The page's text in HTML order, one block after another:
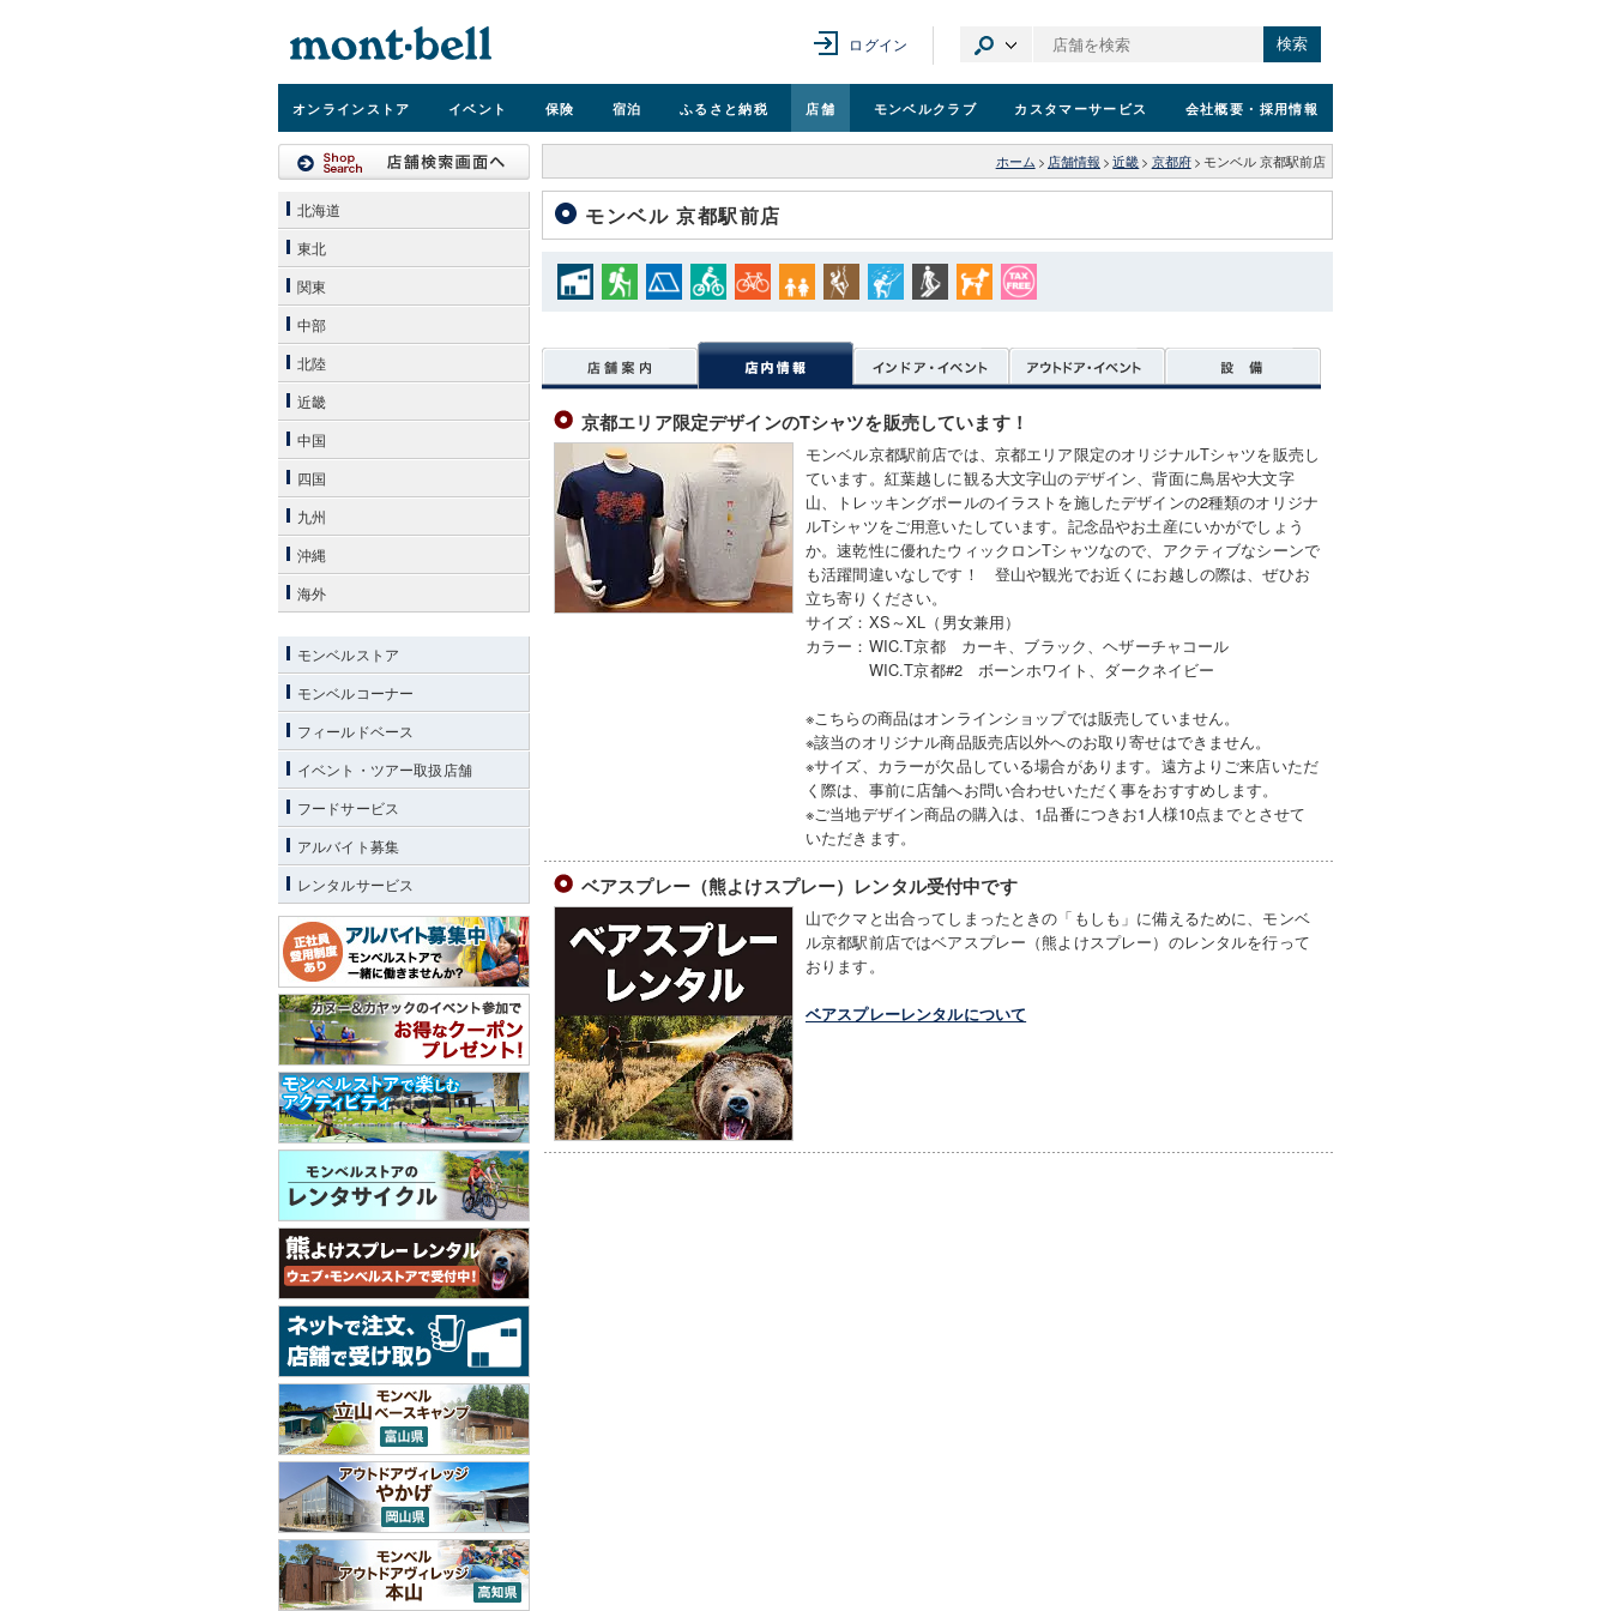
ログイン 検索
オンラインストア イベント 保険 宿泊 ふるさと納税 店舗 モンベルクラブ カスタマーサービス 会社概要 ・採用情報
ホーム > 店舗情報 > 近畿 > 京都府 > モンベル 京都駅前店
モンベル 京都駅前店
京都エリア限定デザインのTシャツを販売しています！
モンベル京都駅前店では、京都エリア限定のオリジナルTシャツを販売し
ています。紅葉越しに観る大文字山のデザイン、背面に鳥居や大文字
山、トレッキングポールのイラストを施したデザインの2種類のオリジナ
ルTシャツをご用意いたしています。記念品やお土産にいかがでしょう
か。速乾性に優れたウィックロンTシャツなので、アクティブなシーンで
も活躍間違いなしです！ 登山や観光でお近くにお越しの際は、ぜひお
立ち寄りください。
サイズ：XS～XL（男女兼用）
カラー：WIC.T京都 カーキ、ブラック、ヘザーチャコール
WIC.T京都#2 ボーンホワイト、ダークネイビー
※こちらの商品はオンラインショップでは販売していません。
※該当のオリジナル商品販売店以外へのお取り寄せはできません。
※サイズ、カラーが欠品している場合があります。遠方よりご来店いただ
く際は、事前に店舗へお問い合わせいただく事をおすすめします。
※ご当地デザイン商品の購入は、1品番につきお1人様10点までとさせて
いただきます。
ベアスプレー（熊よけスプレー）レンタル受付中です
山でクマと出合ってしまったときの「もしも」に備えるために、モンベ
ル京都駅前店ではベアスプレー（熊よけスプレー）のレンタルを行って
おります。
ベアスプレーレンタルについて
北海道
東北
関東
中部
北陸
近畿
中国
四国
九州
沖縄
海外
モンベルストア
モンベルコーナー
フィールドベース
イベント・ツアー取扱店舗
フードサービス
アルバイト募集
レンタルサービス